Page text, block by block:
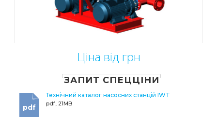
Ціна від грн
ЗАПИТ СПЕЦЦІНИ
Технічний каталог насосних станцій IWT
pdf, 21MB
pdf